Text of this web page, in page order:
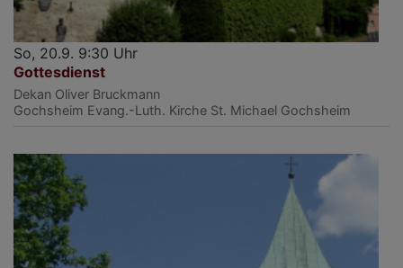
So, 20.9. 9:30 Uhr
Gottesdienst
Dekan Oliver Bruckmann
Gochsheim Evang.-Luth. Kirche St. Michael Gochsheim